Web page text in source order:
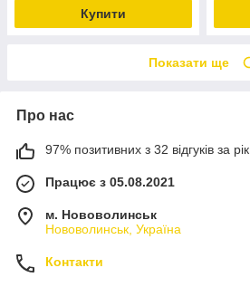
Купити
Показати ще
Про нас
97% позитивних з 32 відгуків за рік
Працює з 05.08.2021
м. Нововолинськ
Нововолинськ, Україна
Контакти